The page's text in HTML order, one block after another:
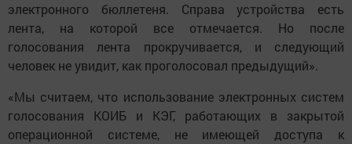
электронного бюллетеня. Справа устройства есть
лента, на которой все отмечается. Но после
голосования лента прокручивается, и следующий
человек не увидит, как проголосовал предыдущий».
«Мы считаем, что использование электронных систем
голосования КОИБ и КЭГ, работающих в закрытой
операционной системе, не имеющей доступа к